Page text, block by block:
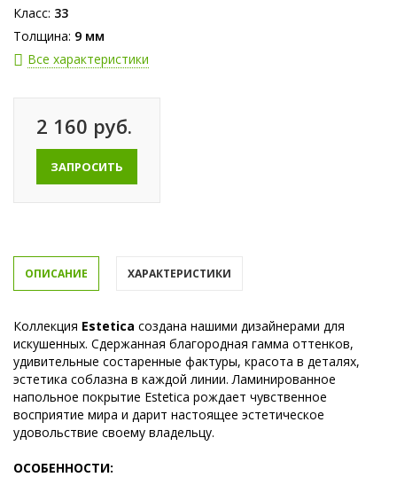
Класс: 33
Толщина: 9 мм
Все характеристики
2 160 руб.
ЗАПРОСИТЬ
ОПИСАНИЕ ХАРАКТЕРИСТИКИ
Коллекция Estetica создана нашими дизайнерами для
искушенных. Сдержанная благородная гамма оттенков,
удивительные состаренные фактуры, красота в деталях,
эстетика соблазна в каждой линии. Ламинированное
напольное покрытие Estetica рождает чувственное
восприятие мира и дарит настоящее эстетическое
удовольствие своему владельцу.
ОСОБЕННОСТИ: